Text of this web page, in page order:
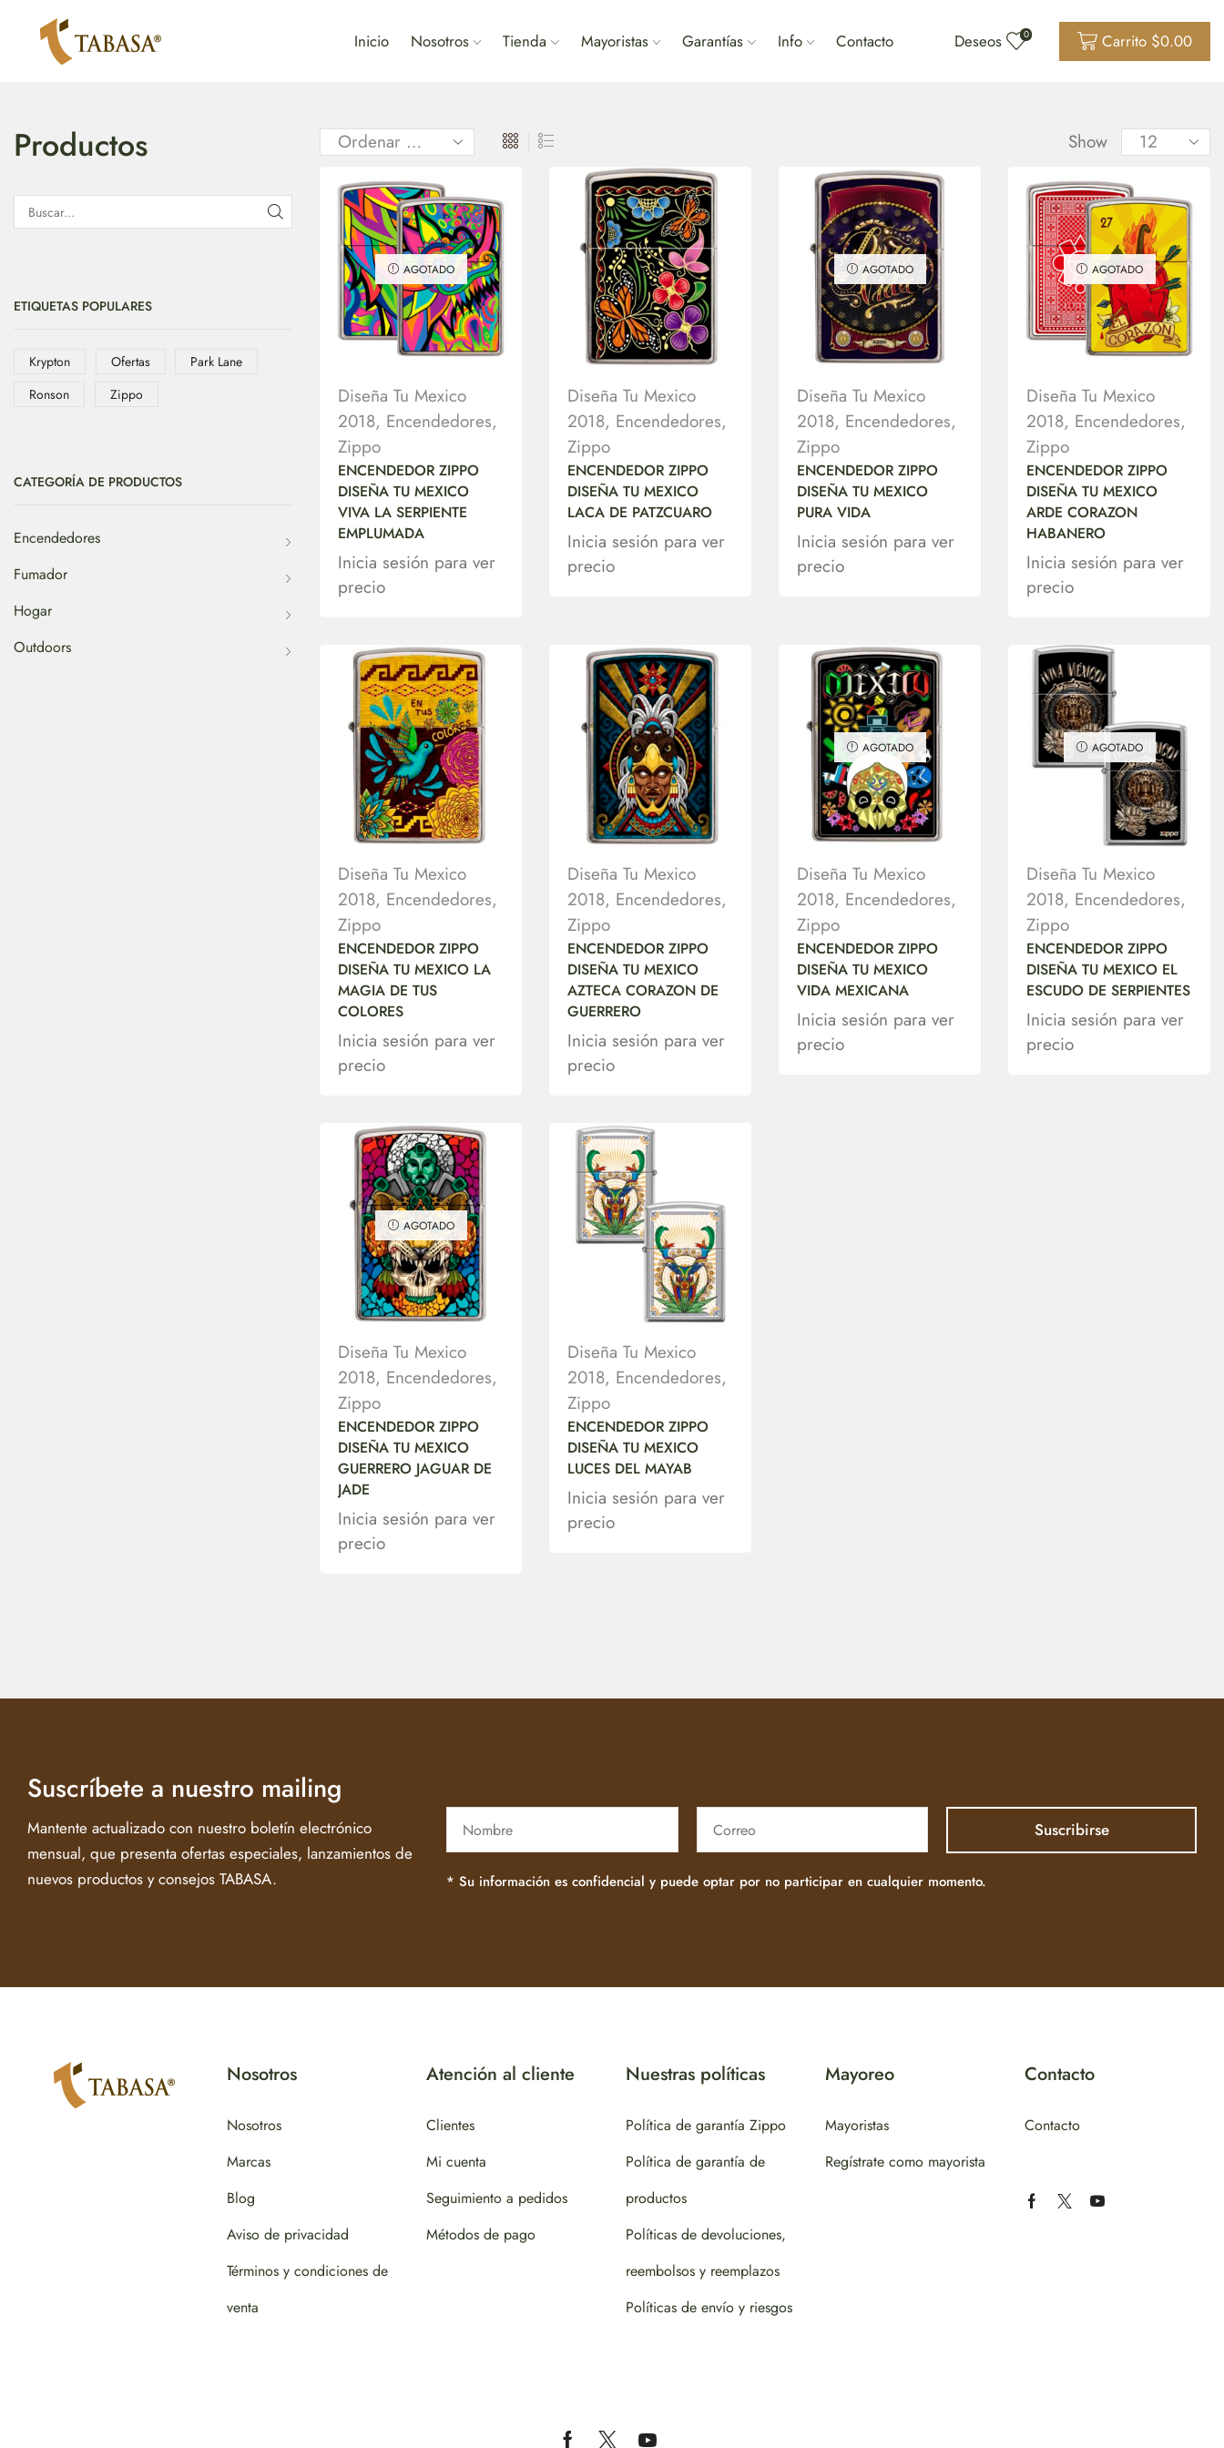
Inicio Nosotros Tienda Mayoristas Garantías Info Contacto Deseos 0 Carrito $0.00
Show
AGOTADO
Diseña Tu Mexico
2018, Encendedores,
Zippo
ENCENDEDOR ZIPPO
DISEÑA TU MEXICO
VIVA LA SERPIENTE
EMPLUMADA
Inicia sesión para ver
precio
Diseña Tu Mexico
2018, Encendedores,
Zippo
ENCENDEDOR ZIPPO
DISEÑA TU MEXICO
LACA DE PATZCUARO
Inicia sesión para ver
precio
AGOTADO
Diseña Tu Mexico
2018, Encendedores,
Zippo
ENCENDEDOR ZIPPO
DISEÑA TU MEXICO
PURA VIDA
Inicia sesión para ver
precio
AGOTADO
Diseña Tu Mexico
2018, Encendedores,
Zippo
ENCENDEDOR ZIPPO
DISEÑA TU MEXICO
ARDE CORAZON
HABANERO
Inicia sesión para ver
precio
Diseña Tu Mexico
2018, Encendedores,
Zippo
ENCENDEDOR ZIPPO
DISEÑA TU MEXICO LA
MAGIA DE TUS
COLORES
Inicia sesión para ver
precio
Diseña Tu Mexico
2018, Encendedores,
Zippo
ENCENDEDOR ZIPPO
DISEÑA TU MEXICO
AZTECA CORAZON DE
GUERRERO
Inicia sesión para ver
precio
AGOTADO
Diseña Tu Mexico
2018, Encendedores,
Zippo
ENCENDEDOR ZIPPO
DISEÑA TU MEXICO
VIDA MEXICANA
Inicia sesión para ver
precio
AGOTADO
Diseña Tu Mexico
2018, Encendedores,
Zippo
ENCENDEDOR ZIPPO
DISEÑA TU MEXICO EL
ESCUDO DE SERPIENTES
Inicia sesión para ver
precio
AGOTADO
Diseña Tu Mexico
2018, Encendedores,
Zippo
ENCENDEDOR ZIPPO
DISEÑA TU MEXICO
GUERRERO JAGUAR DE
JADE
Inicia sesión para ver
precio
Diseña Tu Mexico
2018, Encendedores,
Zippo
ENCENDEDOR ZIPPO
DISEÑA TU MEXICO
LUCES DEL MAYAB
Inicia sesión para ver
precio
Productos
ETIQUETAS POPULARES
Krypton Ofertas
Park Lane
Ronson
Zippo
CATEGORÍA DE PRODUCTOS
Encendedores
Fumador
Hogar
Outdoors
Suscríbete a nuestro mailing
Mantente actualizado con nuestro boletín electrónico
mensual, que presenta ofertas especiales, lanzamientos de
nuevos productos y consejos TABASA.
* Su información es confidencial y puede optar por no participar en cualquier momento.
Nosotros
Nosotros
Marcas
Blog
Aviso de privacidad
Términos y condiciones de
venta
Atención al cliente
Clientes
Mi cuenta
Seguimiento a pedidos
Métodos de pago
Nuestras políticas
Política de garantía Zippo
Política de garantía de
productos
Políticas de devoluciones,
reembolsos y reemplazos
Políticas de envío y riesgos
Mayoreo
Mayoristas
Regístrate como mayorista
Contacto
Contacto